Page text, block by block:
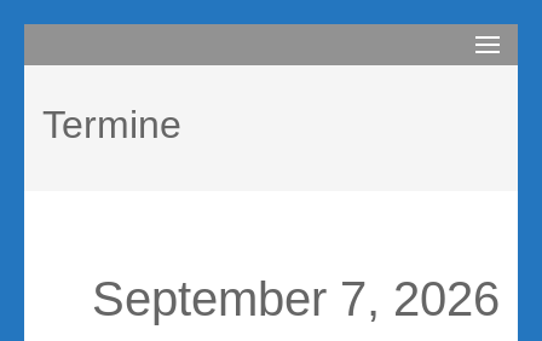
Inhalt
(Enter
drücken)
compurem
Termine
September 7, 2026